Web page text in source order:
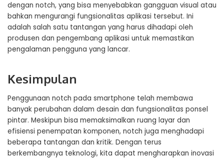
dengan notch, yang bisa menyebabkan gangguan visual atau
bahkan mengurangi fungsionalitas aplikasi tersebut. Ini
adalah salah satu tantangan yang harus dihadapi oleh
produsen dan pengembang aplikasi untuk memastikan
pengalaman pengguna yang lancar.
Kesimpulan
Penggunaan notch pada smartphone telah membawa
banyak perubahan dalam desain dan fungsionalitas ponsel
pintar. Meskipun bisa memaksimalkan ruang layar dan
efisiensi penempatan komponen, notch juga menghadapi
beberapa tantangan dan kritik. Dengan terus
berkembangnya teknologi, kita dapat mengharapkan inovasi